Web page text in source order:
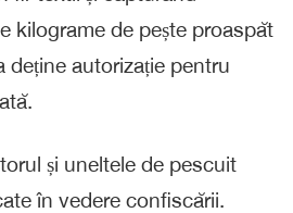
kilograme de pește proaspăt
deține autorizație pentru
și uneltele de pescuit
în vedere confiscării.